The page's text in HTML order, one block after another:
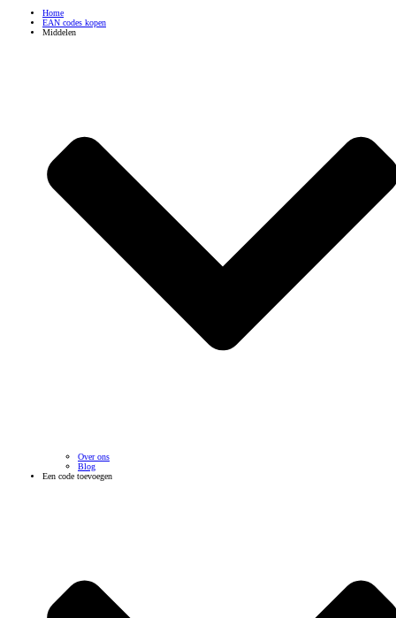
Home
EAN codes kopen
Middelen
Over ons
Blog
Een code toevoegen